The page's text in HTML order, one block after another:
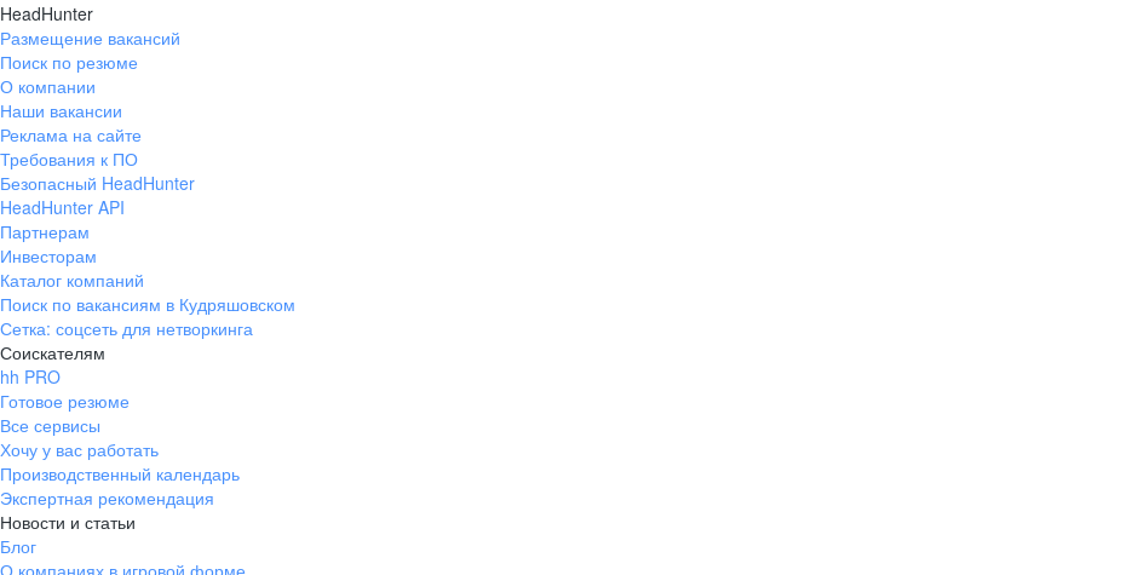
HeadHunter
Размещение вакансий
Поиск по резюме
О компании
Наши вакансии
Реклама на сайте
Требования к ПО
Безопасный HeadHunter
HeadHunter API
Партнерам
Инвесторам
Каталог компаний
Поиск по вакансиям в Кудряшовском
Сетка: соцсеть для нетворкинга
Соискателям
hh PRO
Готовое резюме
Все сервисы
Хочу у вас работать
Производственный календарь
Экспертная рекомендация
Новости и статьи
Блог
О компаниях в игровой форме